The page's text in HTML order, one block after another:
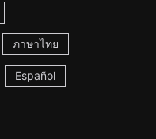
ภาษาไทย
Español